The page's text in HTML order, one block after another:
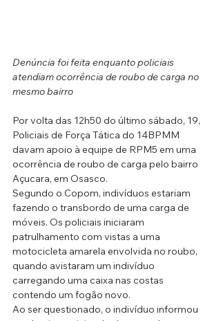
Denúncia foi feita enquanto policiais
atendiam ocorrência de roubo de carga no
mesmo bairro
Por volta das 12h50 do último sábado, 19,
Policiais de Força Tática do 14BPMM
davam apoio à equipe de RPM5 em uma
ocorrência de roubo de carga pelo bairro
Açucara, em Osasco.
Segundo o Copom, indivíduos estariam
fazendo o transbordo de uma carga de
móveis. Os policiais iniciaram
patrulhamento com vistas a uma
motocicleta amarela envolvida no roubo,
quando avistaram um indivíduo
carregando uma caixa nas costas
contendo um fogão novo.
Ao ser questionado, o indivíduo informou